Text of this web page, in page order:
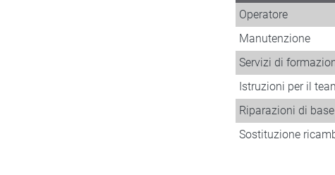
Operatore
Manutenzione
Servizi di
Istruzioni per il
Riparazioni di base​
Sostituzione